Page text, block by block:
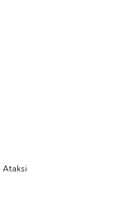
Ataksi